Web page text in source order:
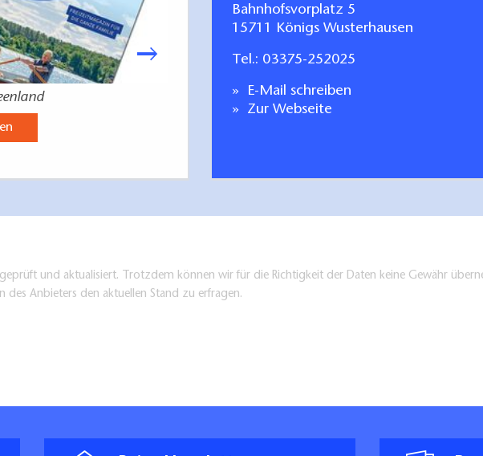
Angeln im Dahme-Seenland 2024
Bahnhofsvorplatz 5
15711 Königs Wusterhausen
Tel.: 03375-252025
E-Mail schreiben
Zur Webseite
und aktualisiert. Trotzdem können wir für die Richtigkeit der Daten keine Gewähr
des Anbieters den aktuellen Stand zu erfragen.